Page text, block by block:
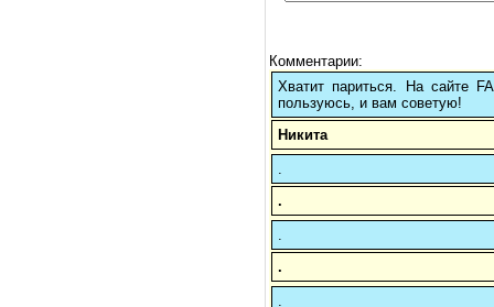
Комментарии:
Хватит париться. На сайте
пользуюсь, и вам советую!
Никита
.
.